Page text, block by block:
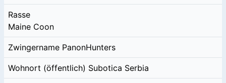
Rasse
Maine Coon
Zwingername PanonHunters
Wohnort (öffentlich) Subotica Serbia